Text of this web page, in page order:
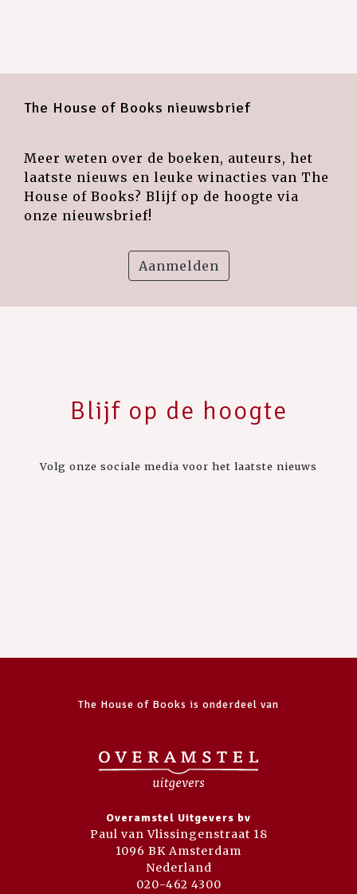
The House of Books nieuwsbrief
Meer weten over de boeken, auteurs, het
laatste nieuws en leuke winacties van The
House of Books? Blijf op de hoogte via
onze nieuwsbrief!
Aanmelden
Blijf op de hoogte
Volg onze sociale media voor het laatste nieuws
The House of Books is onderdeel van
Overamstel Uitgevers bv
Paul van Vlissingenstraat 18
1096 BK Amsterdam
Nederland
020-462 4300